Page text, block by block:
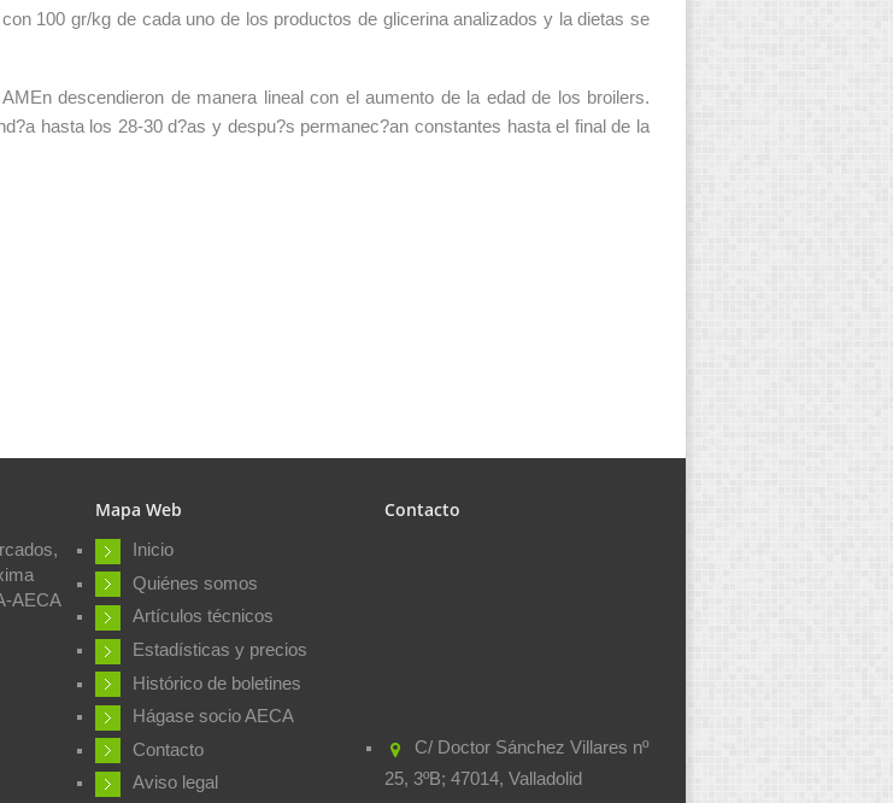
100 gr/kg de cada uno de los productos de glicerina analizados y la dietas se
descendieron de manera lineal con el aumento de la edad de los broilers.
hasta los 28-30 d?as y despu?s permanec?an constantes hasta el final de la
AECA
Mapa Web
Inicio
Quiénes somos
Artículos técnicos
Estadísticas y precios
Histórico de boletines
Hágase socio AECA
Contacto
Aviso legal
Contacto
C/ Doctor Sánchez Villares nº
25, 3ºB; 47014, Valladolid